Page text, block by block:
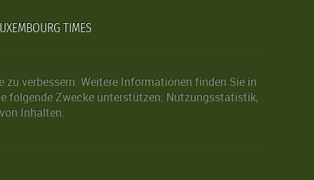
TIMES
verbessern. Weitere Informationen finden Sie in
folgende Zwecke unterstützen: Nutzungsstatistik,
Inhalten.